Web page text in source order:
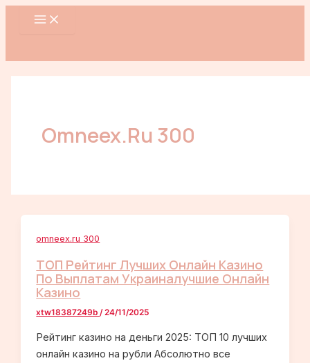
Nhảy
Omneex.ru 300
omneex.ru 300
ТОП Рейтинг Лучших Онлайн Казино
По Выплатам Украиналучшие Онлайн
Казино
xtw18387249b/24/11/2025
Рейтинг казино на деньги 2025: ТОП 10 лучших
онлайн казино на рубли Aбcoлютнo вce